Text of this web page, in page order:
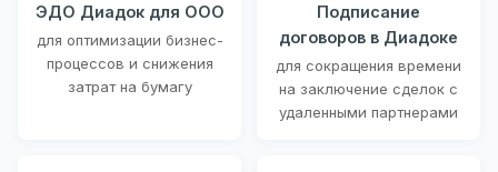
ЭДО Диадок для ООО
для оптимизации бизнес-
процессов и снижения
затрат на бумагу
Подписание
договоров в Диадоке
для сокращения времени
на заключение сделок с
удаленными партнерами